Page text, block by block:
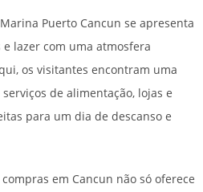
Puerto Cancun se apresenta
lazer com uma atmosfera
os visitantes encontram uma
de alimentação, lojas e
para um dia de descanso e
em Cancun não só oferece